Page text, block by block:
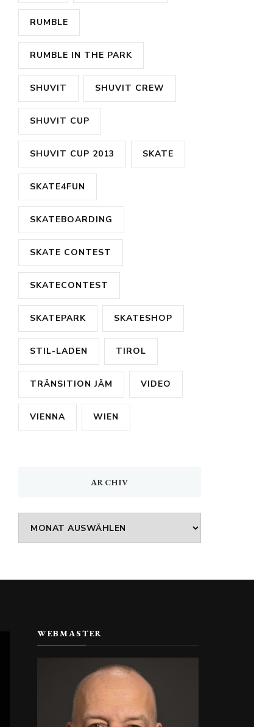
RUMBLE
RUMBLE IN THE PARK
SHUVIT SHUVIT CREW
SHUVIT CUP
SHUVIT CUP 2013 SKATE
SKATE4FUN
SKATEBOARDING
SKATE CONTEST
SKATECONTEST
SKATEPARK SKATESHOP
STIL-LADEN TIROL
TRÄNSITION JÄM VIDEO
VIENNA WIEN
ARCHIV
Archiv
WEBMASTER